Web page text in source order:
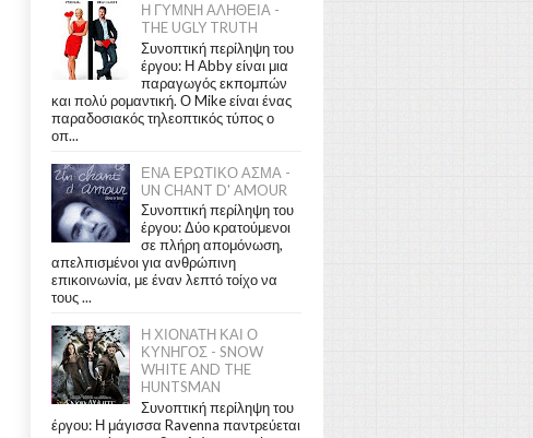
Η ΓΥΜΝΗ ΑΛΗΘΕΙΑ -
THE UGLY TRUTH
Συνοπτική περίληψη του
έργου: Η Abby είναι μια
παραγωγός εκπομπών
και πολύ ρομαντική. Ο Mike είναι ένας
παραδοσιακός τηλεοπτικός τύπος ο
οπ...
ΕΝΑ ΕΡΩΤΙΚΟ ΑΣΜΑ -
UN CHANT D' AMOUR
Συνοπτική περίληψη του
έργου: Δύο κρατούμενοι
σε πλήρη απομόνωση,
απελπισμένοι για ανθρώπινη
επικοινωνία, με έναν λεπτό τοίχο να
τους ...
Η ΧΙΟΝΑΤΗ ΚΑΙ Ο
ΚΥΝΗΓΟΣ - SNOW
WHITE AND THE
HUNTSMAN
Συνοπτική περίληψη του
έργου: Η μάγισσα Ravenna παντρεύεται